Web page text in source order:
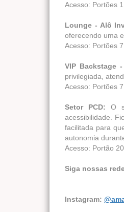
Acesso: Portões
Lounge - Alô
oferecendo uma
Acesso: Portões
VIP Backstage
privilegiada,
Acesso: Portões
Setor PCD:O
acessibilidade.
facilitada para
autonomia
Acesso: Portão 20
Siga nossas
Instagram: